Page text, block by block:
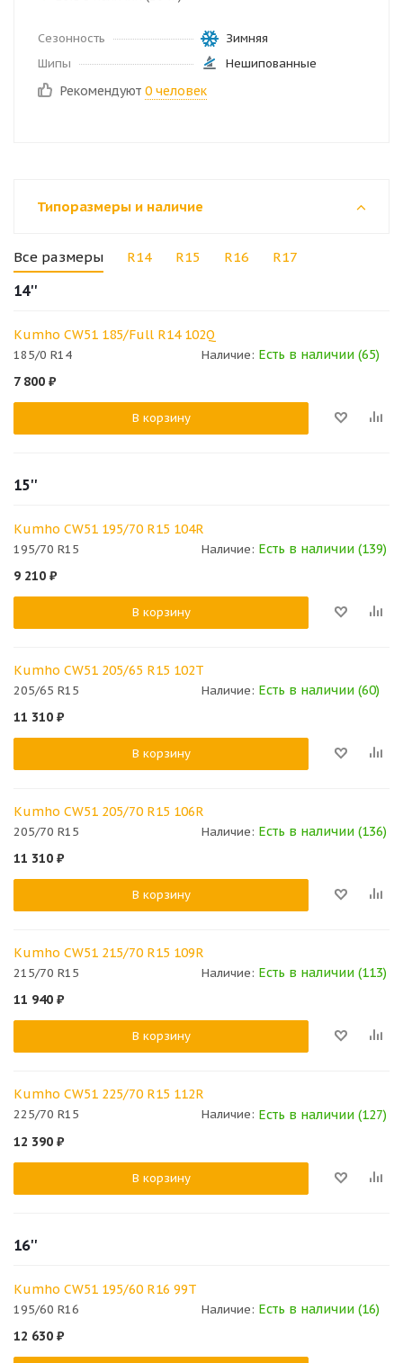
Сезонность
Зимняя
Шипы
Нешипованные
Рекомендуют 0 человек
Типоразмеры и наличие
Все размеры R14 R15 R16 R17
14''
Kumho CW51 185/Full R14 102Q
185/0 R14 Наличие: Есть в наличии (65)
7 800 ₽
В корзину
15''
Kumho CW51 195/70 R15 104R
195/70 R15 Наличие: Есть в наличии (139)
9 210 ₽
В корзину
Kumho CW51 205/65 R15 102T
205/65 R15 Наличие: Есть в наличии (60)
11 310 ₽
В корзину
Kumho CW51 205/70 R15 106R
205/70 R15 Наличие: Есть в наличии (136)
11 310 ₽
В корзину
Kumho CW51 215/70 R15 109R
215/70 R15 Наличие: Есть в наличии (113)
11 940 ₽
В корзину
Kumho CW51 225/70 R15 112R
225/70 R15 Наличие: Есть в наличии (127)
12 390 ₽
В корзину
16''
Kumho CW51 195/60 R16 99T
195/60 R16 Наличие: Есть в наличии (16)
12 630 ₽